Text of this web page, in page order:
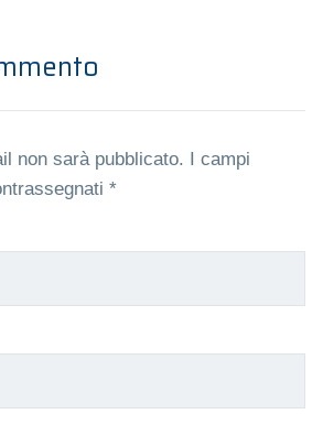
non sarà pubblicato.
I campi
*